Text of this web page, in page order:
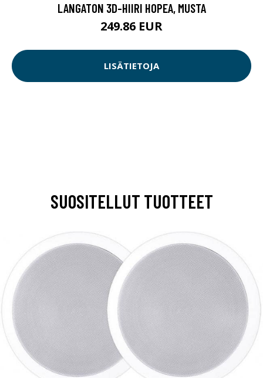
LANGATON 3D-HIIRI HOPEA, MUSTA
249.86 EUR
LISÄTIETOJA
SUOSITELLUT TUOTTEET